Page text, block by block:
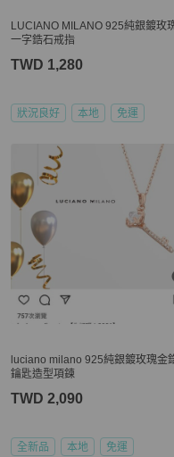
LUCIANO MILANO 925純銀鍍玫
一字鋯石戒指
TWD 1,280
狀況良好 本地 免運
luciano milano 925純銀鍍玫瑰金
鑰匙造型項鍊
TWD 2,090
全新品 本地 免運